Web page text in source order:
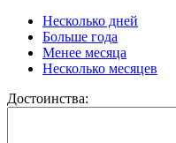
Несколько дней
Больше года
Менее месяца
Несколько месяцев
Достоинства: